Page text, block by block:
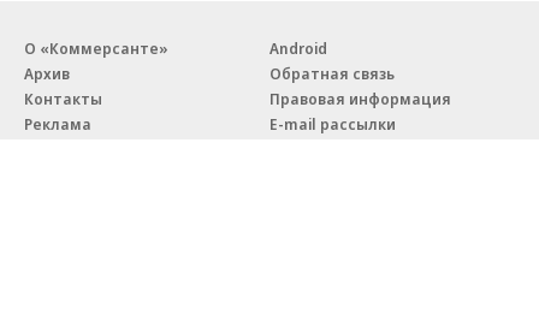
О «Коммерсанте»
Архив
Контакты
Реклама
Android
Обратная связь
Правовая информация
E-mail рассылки